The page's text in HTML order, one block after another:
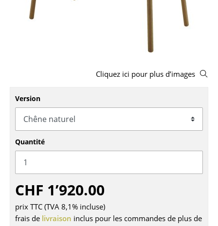
Tabourets
Chaises à bascule
Chaises de bureau
Chaises de conférence
Fauteuils de direction
Pièces détachées
... voir tous les sièges
Cliquez ici pour plus d’images
Version
Quantité
CHF 1’920.00
prix TTC (TVA 8,1% incluse)
frais de livraison inclus pour les commandes de plus de